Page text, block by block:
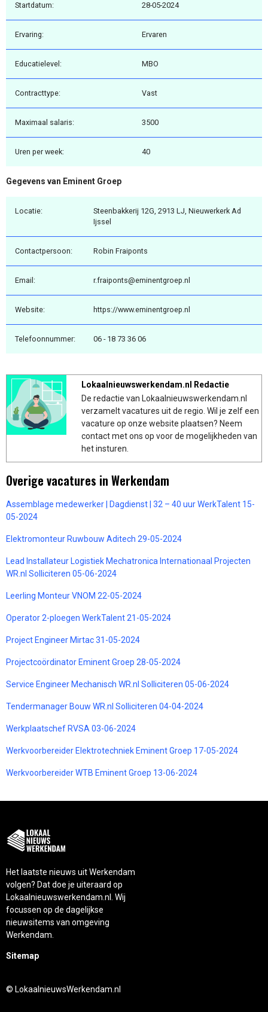
Startdatum: 28-05-2024
Ervaring: Ervaren
Educatielevel: MBO
Contracttype: Vast
Maximaal salaris: 3500
Uren per week: 40
Gegevens van Eminent Groep
Locatie:
Steenbakkerij 12G, 2913 LJ, Nieuwerkerk Ad
Ijssel
Contactpersoon: Robin Fraiponts
Email: r.fraiponts@eminentgroep.nl
Website: https://www.eminentgroep.nl
Telefoonnummer: 06 - 18 73 36 06
Lokaalnieuwswerkendam.nl Redactie
De redactie van Lokaalnieuwswerkendam.nl
verzamelt vacatures uit de regio. Wil je zelf een
vacature op onze website plaatsen? Neem
contact met ons op voor de mogelijkheden van
het insturen.
Overige vacatures in Werkendam
Assemblage medewerker | Dagdienst | 32 – 40 uur WerkTalent 15-
05-2024
Elektromonteur Ruwbouw Aditech 29-05-2024
Lead Installateur Logistiek Mechatronica Internationaal Projecten
WR.nl Solliciteren 05-06-2024
Leerling Monteur VNOM 22-05-2024
Operator 2-ploegen WerkTalent 21-05-2024
Project Engineer Mirtac 31-05-2024
Projectcoördinator Eminent Groep 28-05-2024
Service Engineer Mechanisch WR.nl Solliciteren 05-06-2024
Tendermanager Bouw WR.nl Solliciteren 04-04-2024
Werkplaatschef RVSA 03-06-2024
Werkvoorbereider Elektrotechniek Eminent Groep 17-05-2024
Werkvoorbereider WTB Eminent Groep 13-06-2024
Het laatste nieuws uit Werkendam
volgen? Dat doe je uiteraard op
Lokaalnieuwswerkendam.nl. Wij
focussen op de dagelijkse
nieuwsitems van omgeving
Werkendam.
Sitemap
© LokaalnieuwsWerkendam.nl